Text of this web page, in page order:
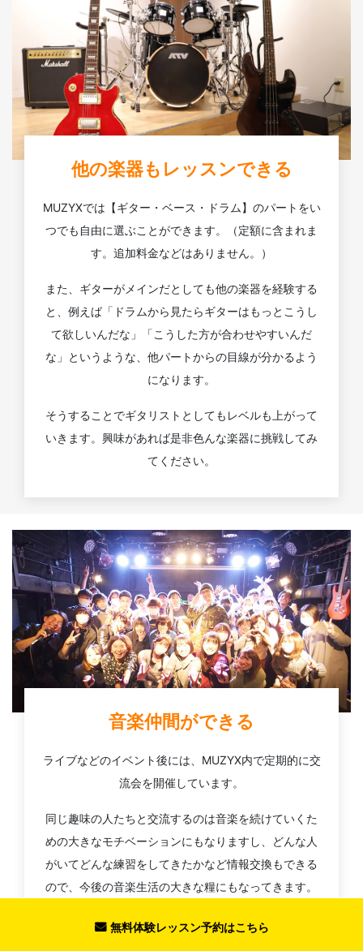
他の楽器もレッスンできる
MUZYXでは【ギター・ベース・ドラム】のパートをい
つでも自由に選ぶことができます。（定額に含まれま
す。追加料金などはありません。）
また、ギターがメインだとしても他の楽器を経験する
と、例えば「ドラムから見たらギターはもっとこうし
て欲しいんだな」「こうした方が合わせやすいんだ
な」というような、他パートからの目線が分かるよう
になります。
そうすることでギタリストとしてもレベルも上がって
いきます。興味があれば是非色んな楽器に挑戦してみ
てください。
音楽仲間ができる
ライブなどのイベント後には、MUZYX内で定期的に交
流会を開催しています。
同じ趣味の人たちと交流するのは音楽を続けていくた
めの大きなモチベーションにもなりますし、どんな人
がいてどんな練習をしてきたかなど情報交換もできる
ので、今後の音楽生活の大きな糧にもなってきます。
また、MUZYXは一人で加入される方が多いため「始め
無料体験レッスン予約はこちら